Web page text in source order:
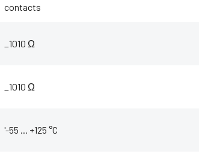
contacts
_1010 Ω
_1010 Ω
'-55 ... +125 °C